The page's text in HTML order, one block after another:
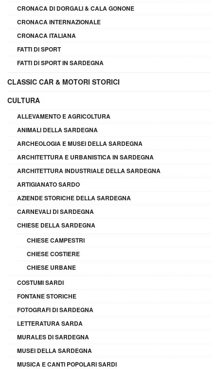
CRONACA DI DORGALI & CALA GONONE
CRONACA INTERNAZIONALE
CRONACA ITALIANA
FATTI DI SPORT
FATTI DI SPORT IN SARDEGNA
CLASSIC CAR & MOTORI STORICI
CULTURA
ALLEVAMENTO E AGRICOLTURA
ANIMALI DELLA SARDEGNA
ARCHEOLOGIA E MUSEI DELLA SARDEGNA
ARCHITETTURA E URBANISTICA IN SARDEGNA
ARCHITETTURA INDUSTRIALE DELLA SARDEGNA
ARTIGIANATO SARDO
AZIENDE STORICHE DELLA SARDEGNA
CARNEVALI DI SARDEGNA
CHIESE DELLA SARDEGNA
CHIESE CAMPESTRI
CHIESE COSTIERE
CHIESE URBANE
COSTUMI SARDI
FONTANE STORICHE
FOTOGRAFI DI SARDEGNA
LETTERATURA SARDA
MURALES DI SARDEGNA
MUSEI DELLA SARDEGNA
MUSICA E CANTI POPOLARI SARDI